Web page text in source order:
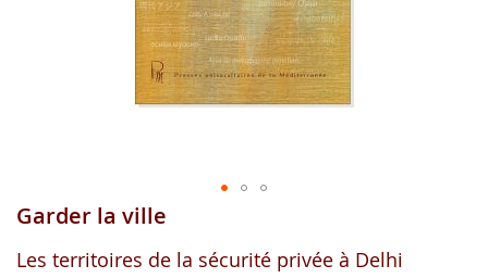
Aller
début
Garder la ville
Les territoires de la sécurité privée à Delhi